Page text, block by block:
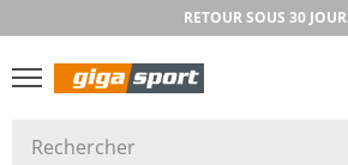
RETOUR SOUS 30
Durable